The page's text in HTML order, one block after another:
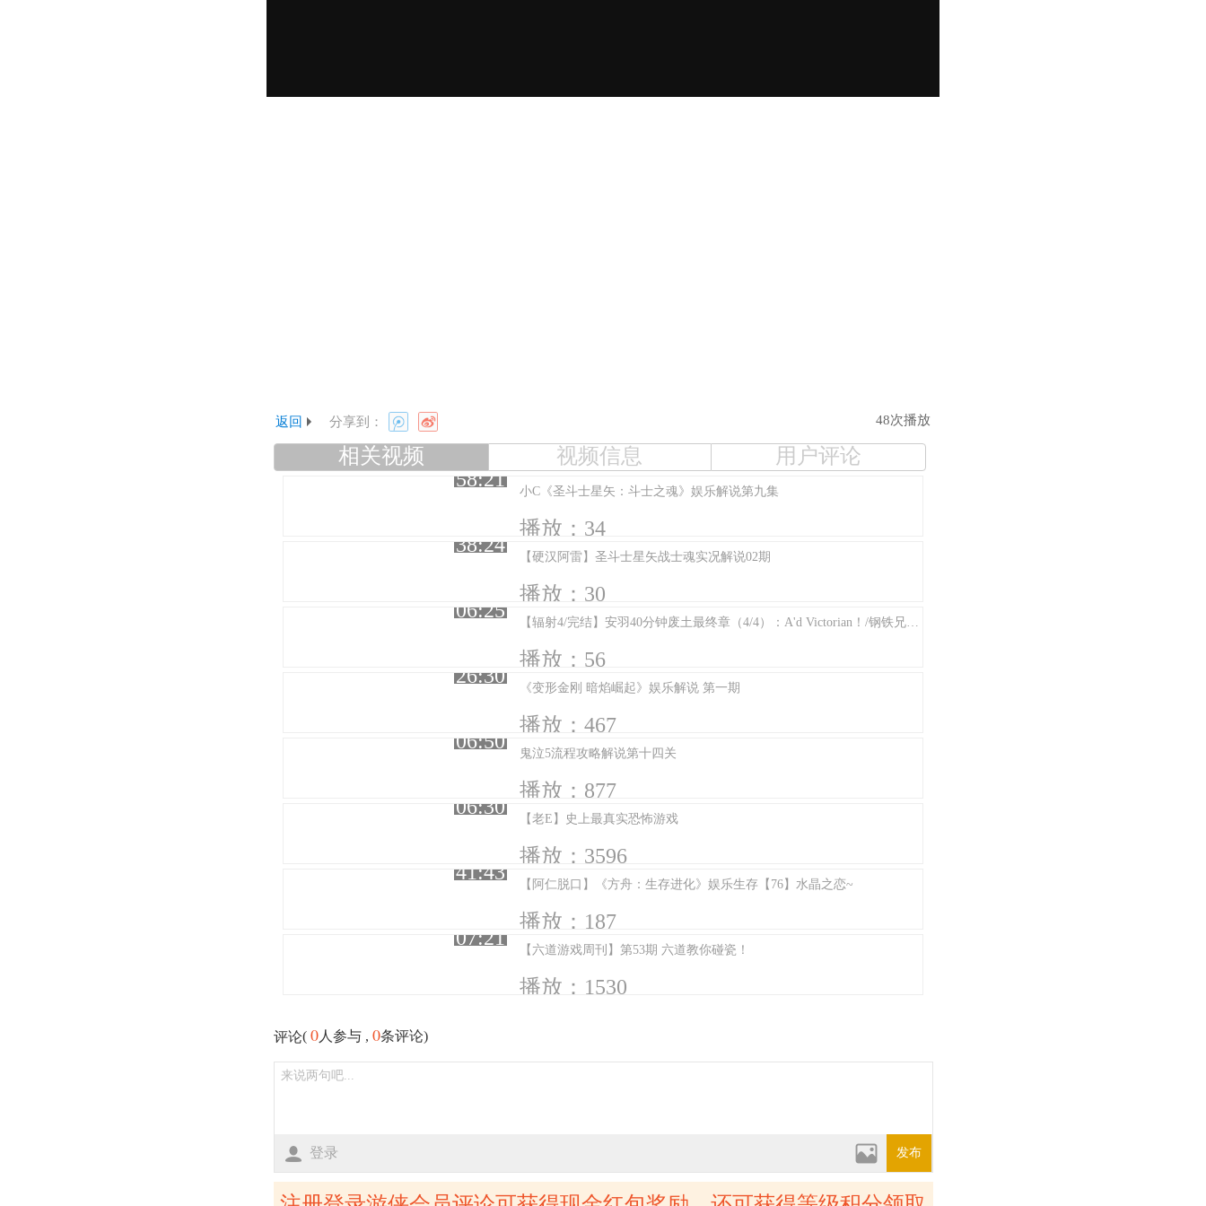
返回 分享到： 48次播放
相关视频 视频信息
用户评论
58:21
小C《圣斗士星矢：斗士之魂》娱乐解说第九集
播放：34
38:24
【硬汉阿雷】圣斗士星矢战士魂实况解说02期
播放：30
06:25
【辐射4/完结】安羽40分钟废土最终章（4/4）：A'd Victorian！/钢铁兄弟会结局(9)
播放：56
26:30
《变形金刚 暗焰崛起》娱乐解说 第一期
播放：467
06:50
鬼泣5流程攻略解说第十四关
播放：877
06:30
【老E】史上最真实恐怖游戏
播放：3596
41:43
【阿仁脱口】《方舟：生存进化》娱乐生存【76】水晶之恋~
播放：187
07:21
【六道游戏周刊】第53期 六道教你碰瓷！
播放：1530
评论( 0人参与 , 0条评论)
登录 发布